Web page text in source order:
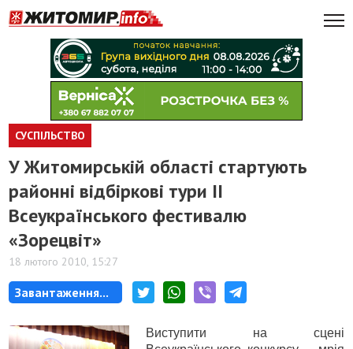
СУСПІЛЬСТВО
У Житомирській області стартують
районні відбіркові тури II
Всеукраїнського фестивалю
«Зорецвіт»
18 лютого 2010, 15:27
Завантаження...
Виступити на сцені